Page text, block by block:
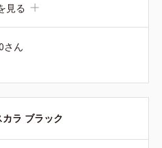
見る
さん
ラ ブラック